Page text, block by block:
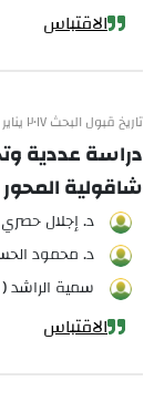
الاقتباس
تاريخ قبول البحث ٢٠١٧ يناير ٢٤
دراسة عددية
شاقولية المحور
د. إجلال
د. محمود
سمية الراشد
الاقتباس